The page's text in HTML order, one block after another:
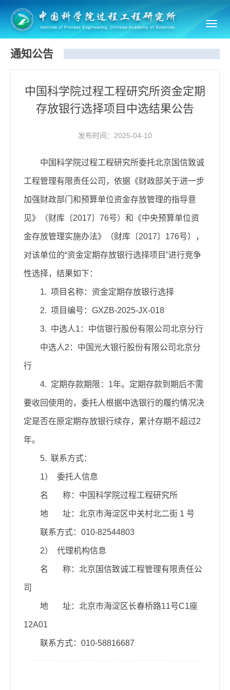
通知公告
中国科学院过程工程研究所资金定期
存放银行选择项目中选结果公告
发布时间：2025-04-10
中国科学院过程工程研究所委托北京国信致诚
工程管理有限责任公司，依据《财政部关于进一步
加强财政部门和预算单位资金存放管理的指导意
见》（财库〔2017〕76号）和《中央预算单位资
金存放管理实施办法》（财库〔2017〕176号），
对该单位的“资金定期存放银行选择项目”进行竞争
性选择，结果如下：
1. 项目名称：资金定期存放银行选择
2. 项目编号：GXZB-2025-JX-018
3. 中选人1：中信银行股份有限公司北京分行
中选人2：中国光大银行股份有限公司北京分
行
4. 定期存款期限：1年。定期存款到期后不需
要收回使用的，委托人根据中选银行的履约情况决
定是否在原定期存放银行续存，累计存期不超过2
年。
5. 联系方式：
1） 委托人信息
名 称：中国科学院过程工程研究所
地 址：北京市海淀区中关村北二街 1 号
联系方式：010-82544803
2） 代理机构信息
名 称：北京国信致诚工程管理有限责任公
司
地 址：北京市海淀区长春桥路11号C1座
12A01
联系方式：010-58816687